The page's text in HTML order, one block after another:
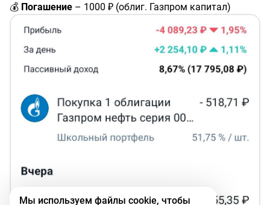
💰 Погашение – 1000 ₽ (облиг. Газпром капитал)
дивиденды Мать и дитя
#MDMG– 153 ₽
купон Группа Позитив 001Р-02
купон Акрон (ПАО) БО-001P-05
купон Газпром капитал ООО БО-001Р-03
#RU000A101QM3 – 28,42 ₽
купон РЖД БО 001P-38R
#RU000A10AZ60– 29,42 ₽
#RU000A1069P3
купон ЕвроТранс БО-001Р-02
#RU000A105TS5
Мы используем файлы cookie, чтобы